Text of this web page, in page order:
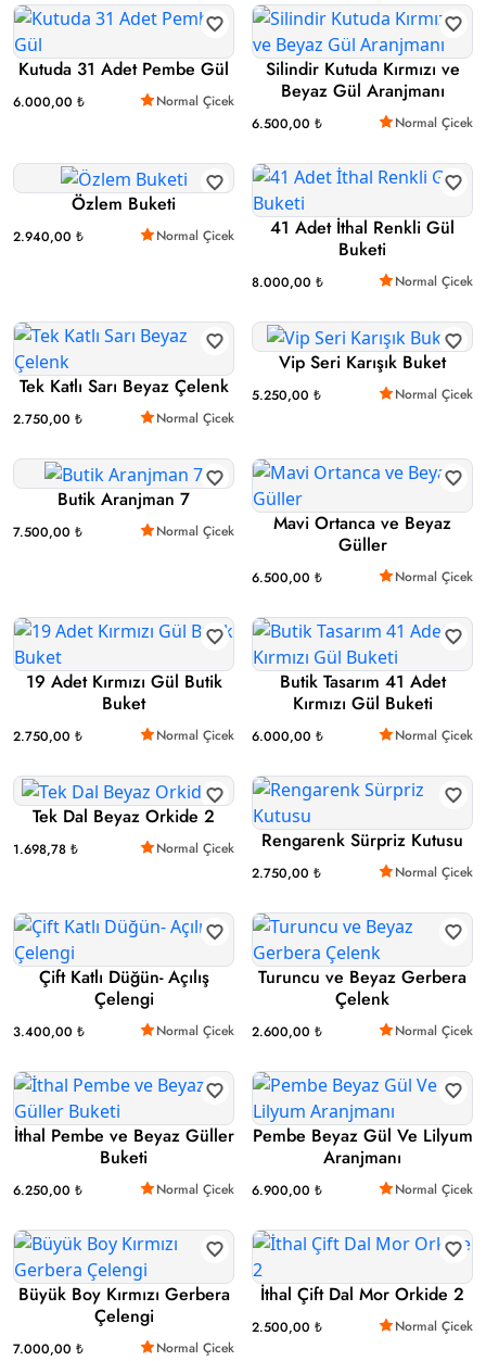
Kutuda 31 Adet Pembe Gül
6.000,00 ₺ Normal Çicek
Silindir Kutuda Kırmızı ve
Beyaz Gül Aranjmanı
6.500,00 ₺ Normal Çicek
Özlem Buketi
2.940,00 ₺ Normal Çicek
41 Adet İthal Renkli Gül
Buketi
8.000,00 ₺ Normal Çicek
Tek Katlı Sarı Beyaz Çelenk
2.750,00 ₺ Normal Çicek
Vip Seri Karışık Buket
5.250,00 ₺ Normal Çicek
Butik Aranjman 7
7.500,00 ₺ Normal Çicek
Mavi Ortanca ve Beyaz
Güller
6.500,00 ₺ Normal Çicek
19 Adet Kırmızı Gül Butik
Buket
2.750,00 ₺ Normal Çicek
Butik Tasarım 41 Adet
Kırmızı Gül Buketi
6.000,00 ₺ Normal Çicek
Tek Dal Beyaz Orkide 2
1.698,78 ₺ Normal Çicek Rengarenk Sürpriz Kutusu
2.750,00 ₺ Normal Çicek
Çift Katlı Düğün- Açılış
Çelengi
3.400,00 ₺ Normal Çicek
Turuncu ve Beyaz Gerbera
Çelenk
2.600,00 ₺ Normal Çicek
İthal Pembe ve Beyaz Güller
Buketi
6.250,00 ₺ Normal Çicek
Pembe Beyaz Gül Ve Lilyum
Aranjmanı
6.900,00 ₺ Normal Çicek
Büyük Boy Kırmızı Gerbera
Çelengi
7.000,00 ₺ Normal Çicek
İthal Çift Dal Mor Orkide 2
2.500,00 ₺ Normal Çicek